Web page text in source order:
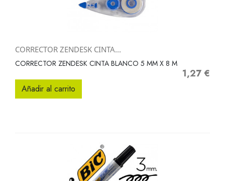
CORRECTOR ZENDESK CINTA...
CORRECTOR ZENDESK CINTA BLANCO 5 MM X 8 M
Precio
1,27 €
Añadir al carrito